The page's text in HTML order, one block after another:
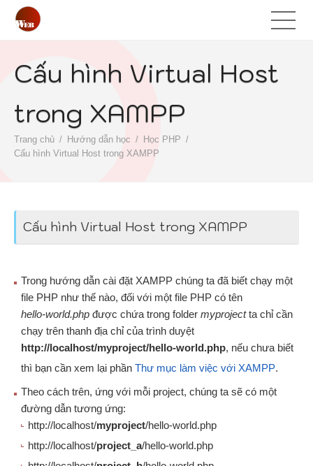
Cấu hình Virtual Host
trong XAMPP
Trang chủ Hướng dẫn học
Học PHP
Cấu hình Virtual Host trong XAMPP
Cấu hình Virtual Host trong XAMPP
Trong hướng dẫn cài đặt XAMPP chúng ta đã biết chạy một
file PHP như thế nào, đối với một file PHP có tên
hello-world.php được chứa trong folder myprojectta chỉ cần
chạy trên thanh địa chỉ của trình duyệt
http://localhost/myproject/hello-world.php, nếu chưa biết
thì bạn cần xem lại phần Thư mục làm việc với XAMPP.
Theo cách trên, ứng với mỗi project, chúng ta sẽ có một
đường dẫn tương ứng:
http://localhost/myproject/hello-world.php
http://localhost/project_a/hello-world.php